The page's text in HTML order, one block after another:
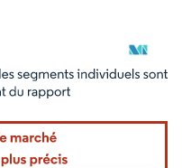
une attribution sous CC BY